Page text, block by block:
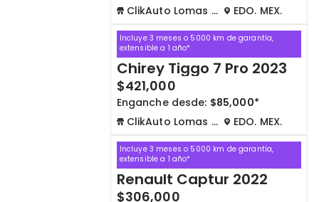
ClikAuto Lomas Verdes
EDO. MEX.
Incluye 3 meses o 5000 km de garantía,
extensible a 1 año*
Chirey Tiggo 7 Pro 2023
$421,000
Enganche desde: $85,000*
ClikAuto Lomas Verdes
EDO. MEX.
Incluye 3 meses o 5000 km de garantía,
extensible a 1 año*
Renault Captur 2022
$306,000